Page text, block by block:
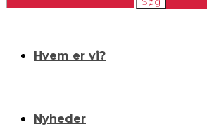
Hvem er vi?
Nyheder